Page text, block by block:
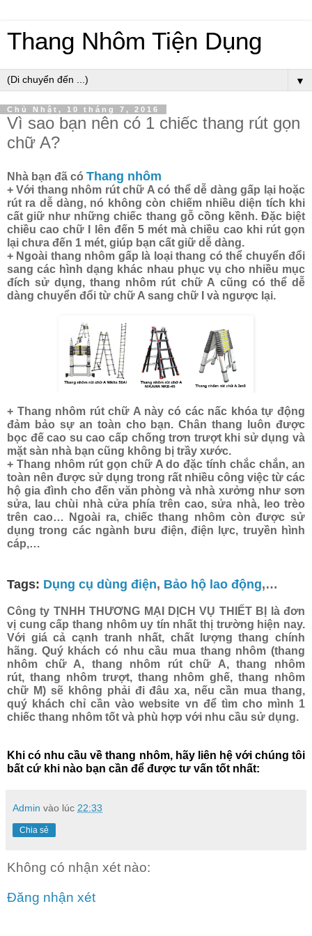
Thang Nhôm Tiện Dụng
▼
Chủ Nhật, 10 tháng 7, 2016
Vì sao bạn nên có 1 chiếc thang rút gọn
chữ A?
Nhà bạn đã có Thang nhôm
+ Với thang nhôm rút chữ A có thể dễ dàng gấp lại hoặc
rút ra dễ dàng, nó không còn chiếm nhiều diện tích khi
cất giữ như những chiếc thang gỗ cồng kềnh. Đặc biệt
chiều cao chữ I lên đến 5 mét mà chiều cao khi rút gọn
lại chưa đến 1 mét, giúp bạn cất giữ dễ dàng.
+ Ngoài thang nhôm gấp là loại thang có thể chuyển đổi
sang các hình dạng khác nhau phục vụ cho nhiều mục
đích sử dụng, thang nhôm rút chữ A cũng có thể dễ
dàng chuyển đổi từ chữ A sang chữ I và ngược lại.
+ Thang nhôm rút chữ A này có các nấc khóa tự động
đảm bảo sự an toàn cho bạn. Chân thang luôn được
bọc đế cao su cao cấp chống trơn trượt khi sử dụng và
mặt sàn nhà bạn cũng không bị trầy xước.
+ Thang nhôm rút gọn chữ A do đặc tính chắc chắn, an
toàn nên được sử dụng trong rất nhiều công việc từ các
hộ gia đình cho đến văn phòng và nhà xưởng như sơn
sửa, lau chùi nhà cửa phía trên cao, sửa nhà, leo trèo
trên cao… Ngoài ra, chiếc thang nhôm còn được sử
dụng trong các ngành bưu điện, điện lực, truyền hình
cáp,…
Tags: Dụng cụ dùng điện, Bảo hộ lao động,…
Công ty TNHH THƯƠNG MẠI DỊCH VỤ THIẾT BỊ là đơn
vị cung cấp thang nhôm uy tín nhất thị trường hiện nay.
Với giá cả cạnh tranh nhất, chất lượng thang chính
hãng. Quý khách có nhu cầu mua thang nhôm (thang
nhôm chữ A, thang nhôm rút chữ A,thang nhôm
rút, thang nhôm trượt, thang nhôm ghế,thang nhôm
chữ M) sẽ không phải đi đâu xa, nếu cần mua thang,
quý khách chỉ cần vào website vn để tìm cho mình 1
chiếc thang nhôm tốt và phù hợp với nhu cầu sử dụng.
Khi có nhu cầu về thang nhôm, hãy liên hệ với chúng tôi
bất cứ khi nào bạn cần để được tư vấn tốt nhất:
Admin vào lúc 22:33
Chia sẻ
Không có nhận xét nào:
Đăng nhận xét